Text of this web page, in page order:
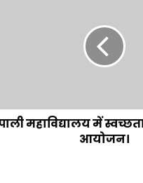
महाविद्यालय में
आयोजन।